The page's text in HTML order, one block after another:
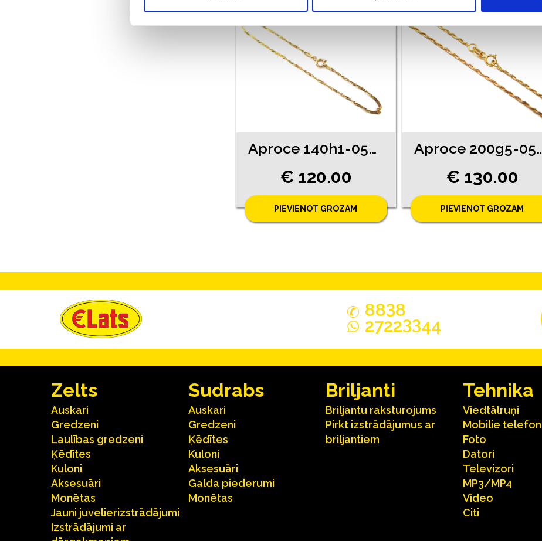
Aproce 140h1-0563
€ 120.00
PIEVIENOT GROZAM
Aproce
€ 130.00
PIEVIENOT GROZAM
8838
27223344
Zelts
Auskari
Gredzeni
Laulības gredzeni
Ķēdītes
Kuloni
Aksesuāri
Monētas
Jauni juvelierizstrādājumi
Izstrādājumi ar
Sudrabs
Auskari
Gredzeni
Ķēdītes
Kuloni
Aksesuāri
Galda piederumi
Monētas
Briljanti
Briljantu raksturojums
Pirkt izstrādājumus ar
briljantiem
Tehnika
Viedtālruņi
Mobilie
Foto
Datori
Televizori
MP3/MP4
Video
Citi